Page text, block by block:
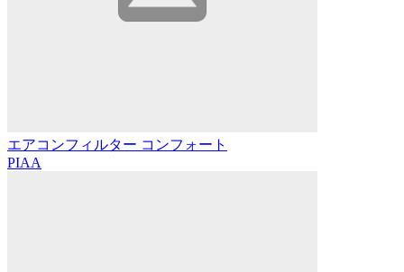
エアコンフィルター コンフォート
PIAA